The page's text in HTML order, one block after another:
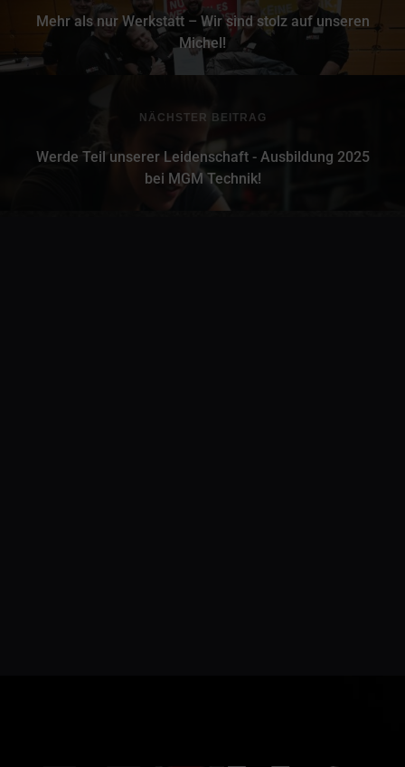
Mehr als nur Werkstatt – Wir sind stolz auf unseren
Michel!
NÄCHSTER BEITRAG
Werde Teil unserer Leidenschaft - Ausbildung 2025
bei MGM Technik!